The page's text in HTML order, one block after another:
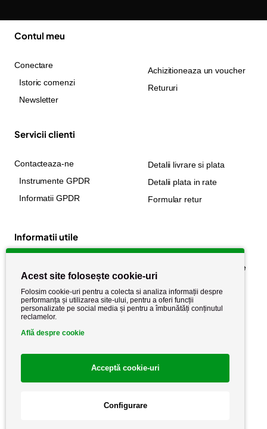
Contul meu
Conectare
Istoric comenzi
Newsletter
Achizitioneaza un voucher
Retururi
Servicii clienti
Contacteaza-ne
Instrumente GPDR
Informatii GPDR
Detalii livrare si plata
Detalii plata in rate
Formular retur
Informatii utile
Politica de cookie
Politica de confidențialitate
Termeni si conditii
Acest site folosește cookie-uri
Folosim cookie-uri pentru a colecta si analiza informații despre
performanța și utilizarea site-ului, pentru a oferi funcții
personalizate pe social media și pentru a îmbunătăți conținutul
reclamelor.
Află despre cookie
Acceptă cookie-uri
Configurare